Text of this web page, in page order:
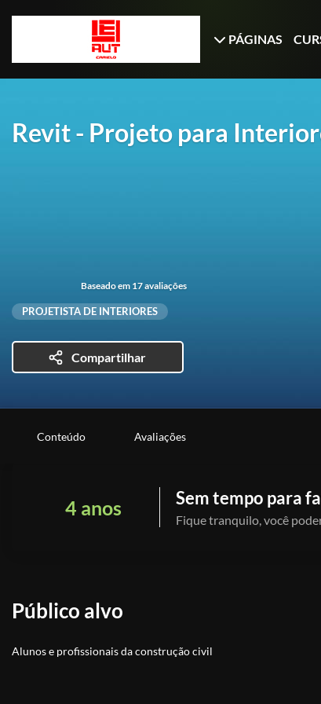
PÁGINAS
Revit - Projeto para
Baseado em 17 avaliações
PROJETISTA DE INTERIORES
Compartilhar
Conteúdo Avaliações
4 anos Sem tempo para
Fique tranquilo, você
Público alvo
Alunos e profissionais da construção civil